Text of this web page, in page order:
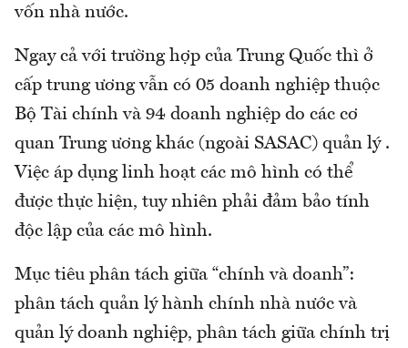
vốn nhà nước.
Ngay cả với trường hợp của Trung Quốc thì ở
cấp trung ương vẫn có 05 doanh nghiệp thuộc
Bộ Tài chính và 94 doanh nghiệp do các cơ
quan Trung ương khác (ngoài SASAC) quản lý .
Việc áp dụng linh hoạt các mô hình có thể
được thực hiện, tuy nhiên phải đảm bảo tính
độc lập của các mô hình.
Mục tiêu phân tách giữa “chính và doanh”:
phân tách quản lý hành chính nhà nước và
quản lý doanh nghiệp, phân tách giữa chính trị